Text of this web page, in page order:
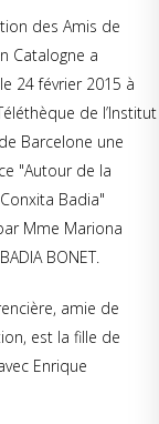
des Amis de
Catalogne a
24 février 2015 à
de l’Institut
Barcelone une
"Autour de la
Badia"
Mme Mariona
BONET.
amie de
est la fille de
Enrique